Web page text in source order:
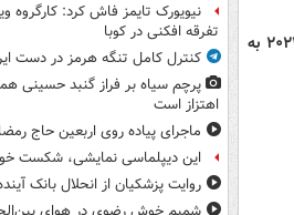
*۱۰ برند برتر(میزان ضریب نفوذ در بازارهای جهانی) باشگاه های فوتبال جهان در سال ۲۰۲۲ به
نیویورک تایمز فاش کرد: کارگروه
تفرقه افکنی در کوبا
کنترل کامل تنگه هرمز در دست
پرچم سیاه بر فراز گنبد حسینی
اهتزاز است
ماجرای پیاده روی اربعین حاج
این دیپلماسی نمایشی، شکست
روایت پزشکیان از انحلال بانک